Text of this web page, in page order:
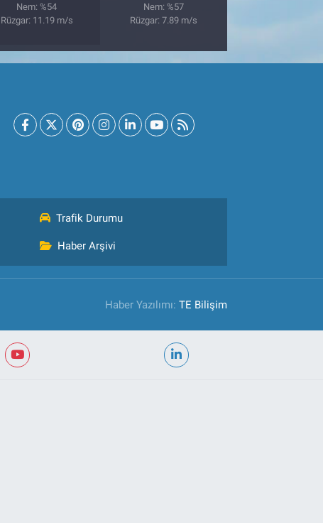
Nem: %54
Rüzgar: 11.19 m/s
Nem: %57
Rüzgar: 7.89 m/s
Trafik Durumu
Haber Arşivi
Haber Yazılımı:TE Bilişim